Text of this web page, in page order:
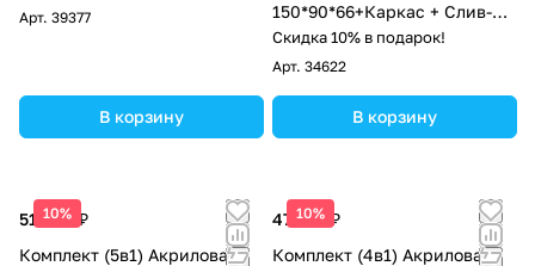
Арт. 39377
В корзину
150*90*66+Каркас + Слив-
перелив
Скидка 10% в подарок!
Арт. 34622
В корзину
10%
51 900 ₽
Комплект (5в1) Акриловая
10%
47 100 ₽
Комплект (4в1) Акриловая